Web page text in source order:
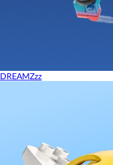
DREAMZzz